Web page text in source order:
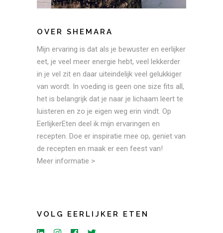
OVER SHEMARA
Mijn ervaring is dat als je bewuster en eerlijker
eet, je veel meer energie hebt, veel lekkerder
in je vel zit en daar uiteindelijk veel gelukkiger
van wordt. In voeding is geen one size fits all,
het is belangrijk dat je naar je lichaam leert te
luisteren en zo je eigen weg erin vindt. Op
EerlijkerEten deel ik mijn ervaringen en
recepten. Doe er inspiratie mee op, geniet van
de recepten en maak er een feest van!
Meer informatie >
VOLG EERLIJKER ETEN